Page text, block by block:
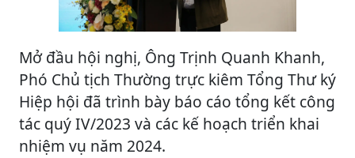
Mở đầu hội nghị, Ông Trịnh Quanh Khanh,
Phó Chủ tịch Thường trực kiêm Tổng Thư ký
Hiệp hội đã trình bày báo cáo tổng kết công
tác quý IV/2023 và các kế hoạch triển khai
nhiệm vụ năm 2024.